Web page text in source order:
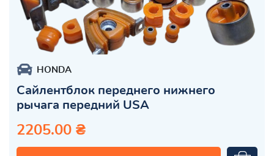
HONDA
Сайлентблок переднего нижнего
рычага передний USA
2205.00 ₴